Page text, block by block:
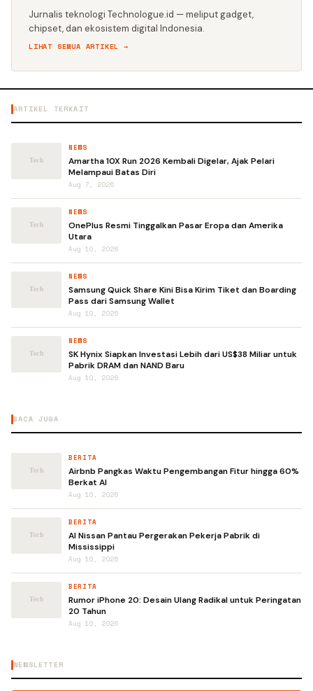
Jurnalis teknologi Technologue.id — meliput gadget,
chipset, dan ekosistem digital Indonesia.
LIHAT SEMUA ARTIKEL →
ARTIKEL TERKAIT
NEWS
Amartha 10X Run 2026 Kembali Digelar, Ajak Pelari
Melampaui Batas Diri
Aug 7, 2026
NEWS
OnePlus Resmi Tinggalkan Pasar Eropa dan Amerika
Utara
Aug 10, 2026
NEWS
Samsung Quick Share Kini Bisa Kirim Tiket dan Boarding
Pass dari Samsung Wallet
Aug 10, 2026
NEWS
SK Hynix Siapkan Investasi Lebih dari US$38 Miliar untuk
Pabrik DRAM dan NAND Baru
Aug 10, 2026
BACA JUGA
BERITA
Airbnb Pangkas Waktu Pengembangan Fitur hingga 60%
Berkat AI
Aug 10, 2026
BERITA
AI Nissan Pantau Pergerakan Pekerja Pabrik di
Mississippi
Aug 10, 2026
BERITA
Rumor iPhone 20: Desain Ulang Radikal untuk Peringatan
20 Tahun
Aug 10, 2026
NEWSLETTER